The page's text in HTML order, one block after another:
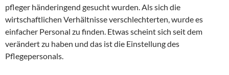
pfleger händeringend gesucht wurden. Als sich die
wirtschaftlichen Verhältnisse verschlechterten, wurde es
einfacher Personal zu finden. Etwas scheint sich seit dem
verändert zu haben und das ist die Einstellung des
Pflegepersonals.